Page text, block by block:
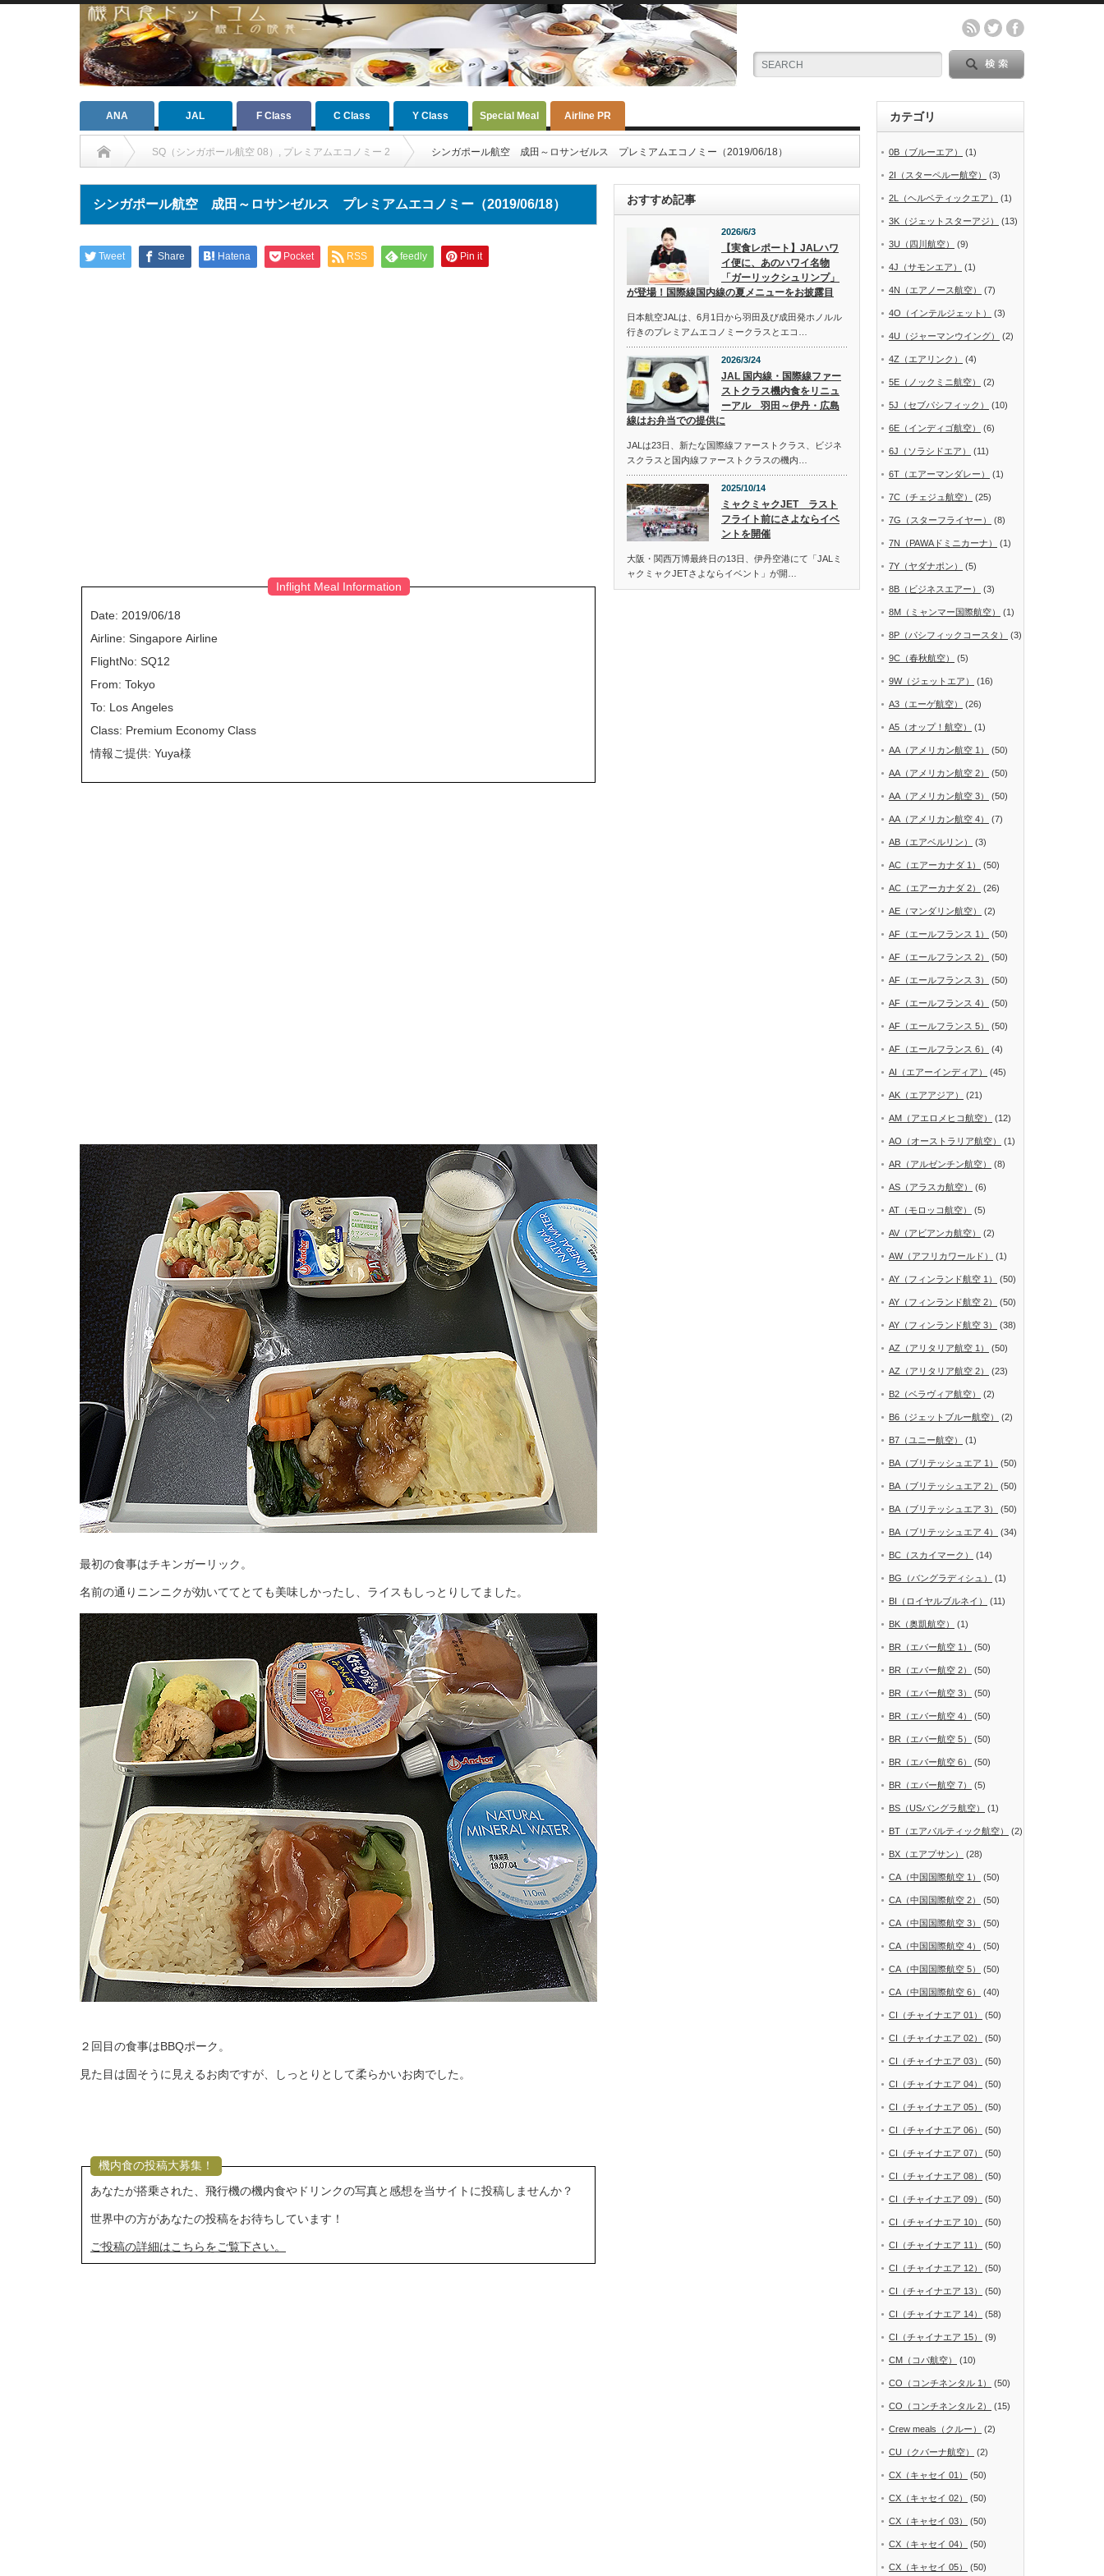
ANA JAL F Class C Class Y Class Special Meal Airline PR
SQ（シンガポール航空 08） , プレミアムエコノミー 2 シンガポール航空 成田～ロサンゼルス プレミアムエコノミー（2019/06/18）
シンガポール航空 成田～ロサンゼルス プレミアムエコノミー（2019/06/18）
Tweet Share Hatena Pocket RSS feedly Pin it
Inflight Meal Information
Date: 2019/06/18
Airline: Singapore Airline
FlightNo: SQ12
From: Tokyo
To: Los Angeles
Class: Premium Economy Class
情報ご提供: Yuya様
最初の食事はチキンガーリック。
名前の通りニンニクが効いててとても美味しかったし、ライスもしっとりしてました。
２回目の食事はBBQポーク。
見た目は固そうに見えるお肉ですが、しっとりとして柔らかいお肉でした。
機内食の投稿大募集！
あなたが搭乗された、飛行機の機内食やドリンクの写真と感想を当サイトに投稿しませんか？
世界中の方があなたの投稿をお待ちしています！
ご投稿の詳細はこちらをご覧下さい。
おすすめ記事
2026/6/3
【実食レポート】JALハワ
イ便に、あのハワイ名物
「ガーリックシュリンプ」
が登場！国際線国内線の夏メニューをお披露目
日本航空JALは、6月1日から羽田及び成田発ホノルル
行きのプレミアムエコノミークラスとエコ…
2026/3/24
JAL 国内線・国際線ファー
ストクラス機内食をリニュ
ーアル 羽田～伊丹・広島
線はお弁当での提供に
JALは23日、新たな国際線ファーストクラス、ビジネ
スクラスと国内線ファーストクラスの機内…
2025/10/14
ミャクミャクJET ラスト
フライト前にさよならイベ
ントを開催
大阪・関西万博最終日の13日、伊丹空港にて「JALミ
ャクミャクJETさよならイベント」が開…
カテゴリ
0B（ブルーエア） (1)
2I（スターペルー航空） (3)
2L（ヘルベティックエア） (1)
3K（ジェットスターアジ） (13)
3U（四川航空） (9)
4J（サモンエア） (1)
4N（エアノース航空） (7)
4O（インテルジェット） (3)
4U（ジャーマンウイング） (2)
4Z（エアリンク） (4)
5E（ノックミニ航空） (2)
5J（セブパシフィック） (10)
6E（インディゴ航空） (6)
6J（ソラシドエア） (11)
6T（エアーマンダレー） (1)
7C（チェジュ航空） (25)
7G（スターフライヤー） (8)
7N（PAWAドミニカーナ） (1)
7Y（ヤダナポン） (5)
8B（ビジネスエアー） (3)
8M（ミャンマー国際航空） (1)
8P（パシフィックコースタ） (3)
9C（春秋航空） (5)
9W（ジェットエア） (16)
A3（エーゲ航空） (26)
A5（オップ！航空） (1)
AA（アメリカン航空 1） (50)
AA（アメリカン航空 2） (50)
AA（アメリカン航空 3） (50)
AA（アメリカン航空 4） (7)
AB（エアベルリン） (3)
AC（エアーカナダ 1） (50)
AC（エアーカナダ 2） (26)
AE（マンダリン航空） (2)
AF（エールフランス 1） (50)
AF（エールフランス 2） (50)
AF（エールフランス 3） (50)
AF（エールフランス 4） (50)
AF（エールフランス 5） (50)
AF（エールフランス 6） (4)
AI（エアーインディア） (45)
AK（エアアジア） (21)
AM（アエロメヒコ航空） (12)
AO（オーストラリア航空） (1)
AR（アルゼンチン航空） (8)
AS（アラスカ航空） (6)
AT（モロッコ航空） (5)
AV（アビアンカ航空） (2)
AW（アフリカワールド） (1)
AY（フィンランド航空 1） (50)
AY（フィンランド航空 2） (50)
AY（フィンランド航空 3） (38)
AZ（アリタリア航空 1） (50)
AZ（アリタリア航空 2） (23)
B2（ベラヴィア航空） (2)
B6（ジェットブルー航空） (2)
B7（ユニー航空） (1)
BA（ブリテッシュエア 1） (50)
BA（ブリテッシュエア 2） (50)
BA（ブリテッシュエア 3） (50)
BA（ブリテッシュエア 4） (34)
BC（スカイマーク） (14)
BG（バングラディシュ） (1)
BI（ロイヤルブルネイ） (11)
BK（奥凱航空） (1)
BR（エバー航空 1） (50)
BR（エバー航空 2） (50)
BR（エバー航空 3） (50)
BR（エバー航空 4） (50)
BR（エバー航空 5） (50)
BR（エバー航空 6） (50)
BR（エバー航空 7） (5)
BS（USバングラ航空） (1)
BT（エアバルティック航空） (2)
BX（エアプサン） (28)
CA（中国国際航空 1） (50)
CA（中国国際航空 2） (50)
CA（中国国際航空 3） (50)
CA（中国国際航空 4） (50)
CA（中国国際航空 5） (50)
CA（中国国際航空 6） (40)
CI（チャイナエア 01） (50)
CI（チャイナエア 02） (50)
CI（チャイナエア 03） (50)
CI（チャイナエア 04） (50)
CI（チャイナエア 05） (50)
CI（チャイナエア 06） (50)
CI（チャイナエア 07） (50)
CI（チャイナエア 08） (50)
CI（チャイナエア 09） (50)
CI（チャイナエア 10） (50)
CI（チャイナエア 11） (50)
CI（チャイナエア 12） (50)
CI（チャイナエア 13） (50)
CI（チャイナエア 14） (58)
CI（チャイナエア 15） (9)
CM（コパ航空） (10)
CO（コンチネンタル 1） (50)
CO（コンチネンタル 2） (15)
Crew meals（クルー） (2)
CU（クバーナ航空） (2)
CX（キャセイ 01） (50)
CX（キャセイ 02） (50)
CX（キャセイ 03） (50)
CX（キャセイ 04） (50)
CX（キャセイ 05） (50)